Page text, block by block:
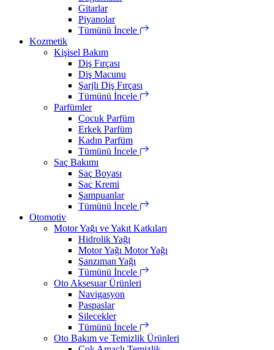
Gitarlar
Piyanolar
Tümünü İncele
Kozmetik
Kişisel Bakım
Diş Fırçası
Diş Macunu
Şarjlı Diş Fırçası
Tümünü İncele
Parfümler
Çocuk Parfüm
Erkek Parfüm
Kadın Parfüm
Tümünü İncele
Saç Bakımı
Saç Boyası
Saç Kremi
Şampuanlar
Tümünü İncele
Otomotiv
Motor Yağı ve Yakıt Katkıları
Hidrolik Yağı
Motor Yağı Motor Yağı
Şanzıman Yağı
Tümünü İncele
Oto Aksesuar Ürünleri
Navigasyon
Paspaslar
Silecekler
Tümünü İncele
Oto Bakım ve Temizlik Ürünleri